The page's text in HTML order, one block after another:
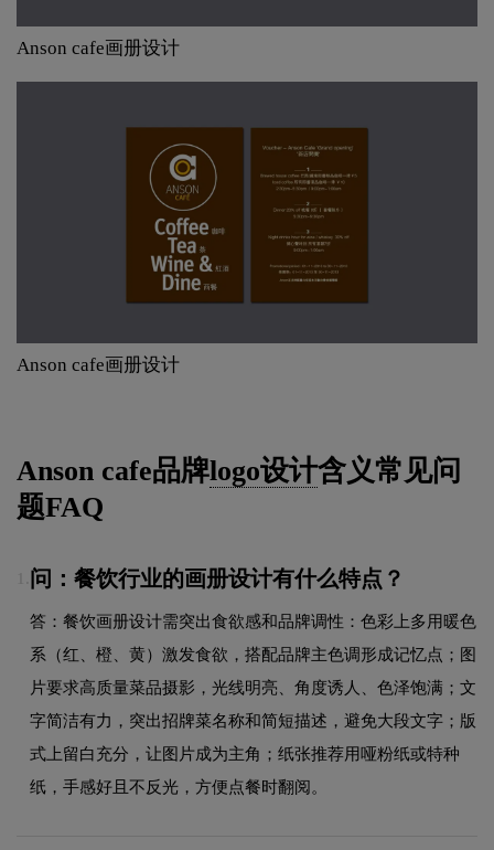
Anson cafe画册设计
Anson cafe画册设计
Anson cafe品牌logo设计含义常见问
题FAQ
问：餐饮行业的画册设计有什么特点？
答：餐饮画册设计需突出食欲感和品牌调性：色彩上多用暖色
系（红、橙、黄）激发食欲，搭配品牌主色调形成记忆点；图
片要求高质量菜品摄影，光线明亮、角度诱人、色泽饱满；文
字简洁有力，突出招牌菜名称和简短描述，避免大段文字；版
式上留白充分，让图片成为主角；纸张推荐用哑粉纸或特种
纸，手感好且不反光，方便点餐时翻阅。